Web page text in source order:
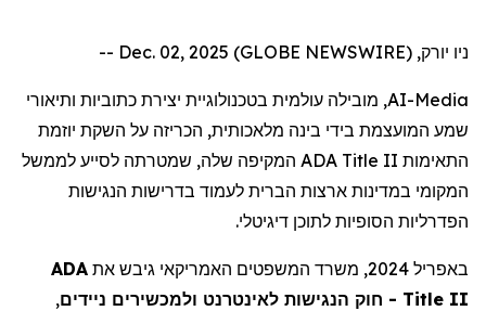
ניו יורק, Dec. 02, 2025 (GLOBE NEWSWIRE) --
AI-Media, מובילה עולמית בטכנולוגיית יצירת כתוביות ותיאורי
שמע המועצמת בידי בינה מלאכותית, הכריזה על השקת יוזמת
התאימות ADA Title II המקיפה שלה, שמטרתה לסייע לממשל
המקומי במדינות ארצות הברית לעמוד בדרישות הנגישות
הפדרליות הסופיות לתוכן דיגיטלי.
באפריל 2024, משרד המשפטים האמריקאי גיבש את
ADA
Title II - חוק הנגישות לאינטרנט ולמכשירים ניידים,